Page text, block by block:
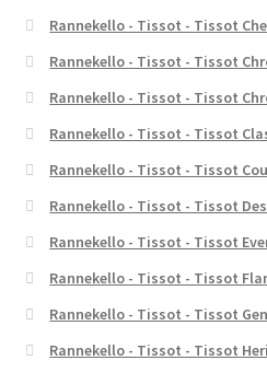
Rannekello - Tissot - Tissot
Rannekello - Tissot - Tissot
Rannekello - Tissot - Tissot
Rannekello - Tissot - Tissot
Rannekello - Tissot - Tissot
Rannekello - Tissot - Tissot
Rannekello - Tissot - Tissot
Rannekello - Tissot - Tissot
Rannekello - Tissot - Tissot
Rannekello - Tissot - Tissot